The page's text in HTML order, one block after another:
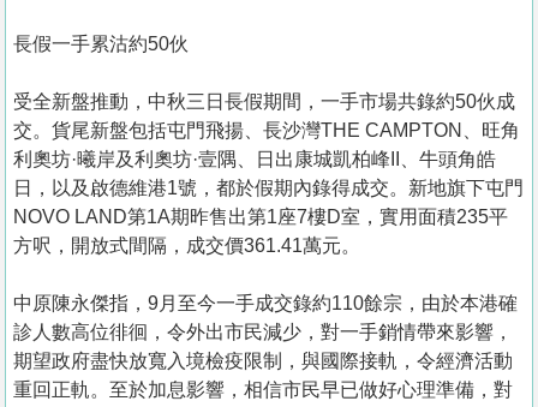
長假一手累沽約50伙
受全新盤推動，中秋三日長假期間，一手市場共錄約50伙成
交。貨尾新盤包括屯門飛揚、長沙灣THE CAMPTON、旺角
利奧坊·曦岸及利奧坊·壹隅、日出康城凱柏峰II、牛頭角皓
日，以及啟德維港1號，都於假期內錄得成交。新地旗下屯門
NOVO LAND第1A期昨售出第1座7樓D室，實用面積235平
方呎，開放式間隔，成交價361.41萬元。
中原陳永傑指，9月至今一手成交錄約110餘宗，由於本港確
診人數高位徘徊，令外出市民減少，對一手銷情帶來影響，
期望政府盡快放寬入境檢疫限制，與國際接軌，令經濟活動
重回正軌。至於加息影響，相信市民早已做好心理準備，對